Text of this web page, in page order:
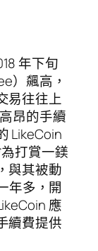
年下旬
）飆高，
易往往上
昂的手續
LikeCoin
打賞一鎂
與其被動
年多，開
應
續費提供